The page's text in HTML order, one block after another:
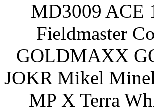
MD3009 ACE
Fieldmaster
GOLDMAXX
JOKR Mikel
MP X Terra